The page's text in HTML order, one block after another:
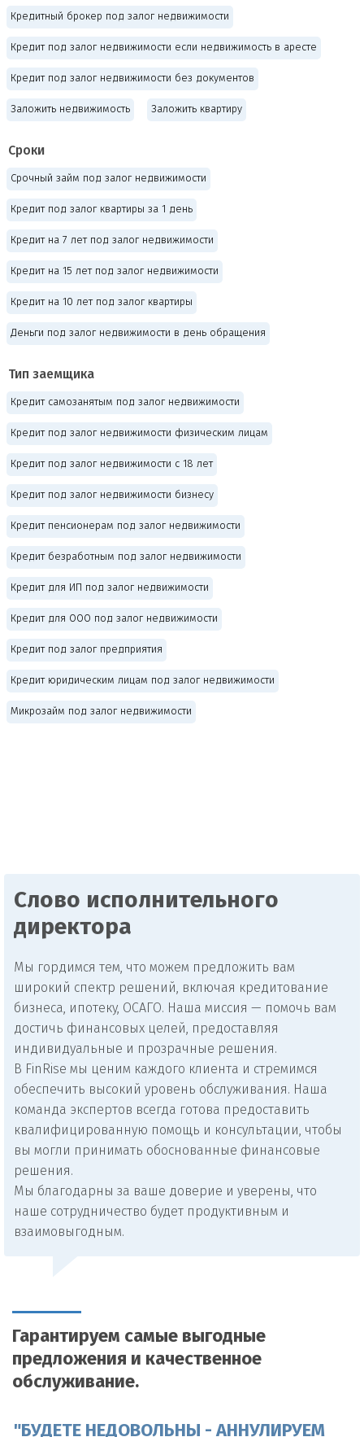
Кредитный брокер под залог недвижимости
Кредит под залог недвижимости если недвижимость в аресте
Кредит под залог недвижимости без документов
Заложить недвижимость Заложить квартиру
Сроки
Срочный займ под залог недвижимости
Кредит под залог квартиры за 1 день
Кредит на 7 лет под залог недвижимости
Кредит на 15 лет под залог недвижимости
Кредит на 10 лет под залог квартиры
Деньги под залог недвижимости в день обращения
Тип заемщика
Кредит самозанятым под залог недвижимости
Кредит под залог недвижимости физическим лицам
Кредит под залог недвижимости с 18 лет
Кредит под залог недвижимости бизнесу
Кредит пенсионерам под залог недвижимости
Кредит безработным под залог недвижимости
Кредит для ИП под залог недвижимости
Кредит для ООО под залог недвижимости
Кредит под залог предприятия
Кредит юридическим лицам под залог недвижимости
Микрозайм под залог недвижимости
Слово исполнительного
директора
Мы гордимся тем, что можем предложить вам
широкий спектр решений, включая кредитование
бизнеса, ипотеку, ОСАГО. Наша миссия — помочь вам
достичь финансовых целей, предоставляя
индивидуальные и прозрачные решения.
В FinRise мы ценим каждого клиента и стремимся
обеспечить высокий уровень обслуживания. Наша
команда экспертов всегда готова предоставить
квалифицированную помощь и консультации, чтобы
вы могли принимать обоснованные финансовые
решения.
Мы благодарны за ваше доверие и уверены, что
наше сотрудничество будет продуктивным и
взаимовыгодным.
Гарантируем самые выгодные
предложения и качественное
обслуживание.
"БУДЕТЕ НЕДОВОЛЬНЫ - АННУЛИРУЕМ